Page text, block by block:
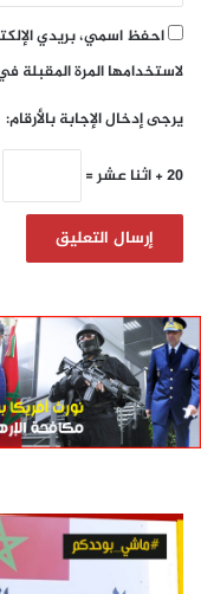
احفظ اسمي، بريدي
لاستخدامها المرة المقبلة
يرجى إدخال الإجابة بالأرقام:
20 + اثنا عشر =